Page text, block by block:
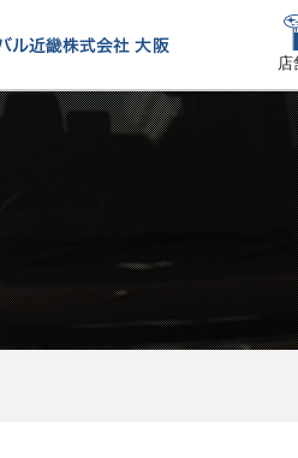
店
舗情報 店舗一覧
地域でさがす
地図でさがす
試乗車でさがす
ーラインアップ
カーラインアップ一覧
乗用車
軽自動車
ンテナンス・サービス
メンテナンス・サービストップ
車検・定期点検をする
カーケアをする